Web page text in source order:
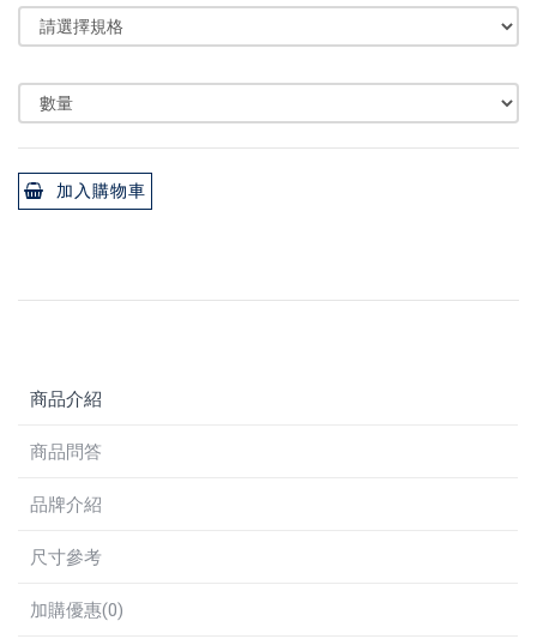
加入購物車
商品介紹
商品問答
品牌介紹
尺寸參考
加購優惠(0)